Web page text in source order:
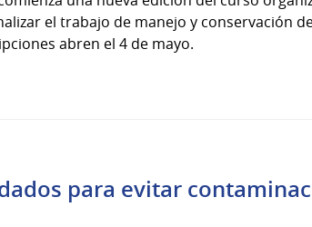
el trabajo de manejo y conservación
abren el 4 de mayo.
para evitar